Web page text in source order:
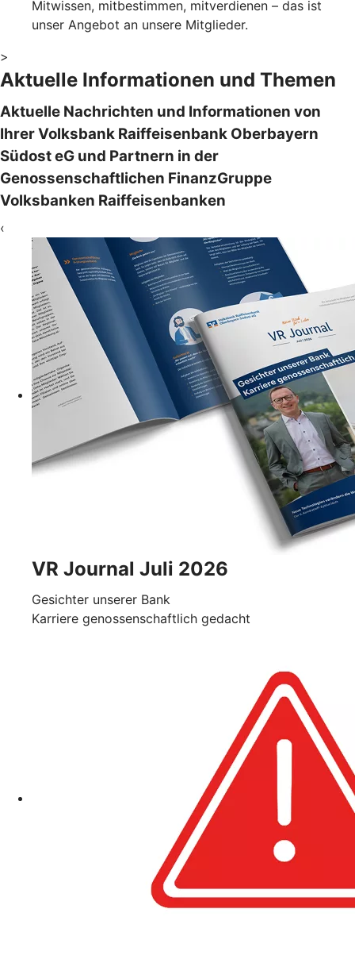
Mitwissen, mitbestimmen, mitverdienen – das ist
unser Angebot an unsere Mitglieder.
>
Aktuelle Informationen und Themen
Aktuelle Nachrichten und Informationen von
Ihrer Volksbank Raiffeisenbank Oberbayern
Südost eG und Partnern in der
Genossenschaftlichen FinanzGruppe
Volksbanken Raiffeisenbanken
‹
VR Journal Juli 2026
Gesichter unserer Bank
Karriere genossenschaftlich gedacht